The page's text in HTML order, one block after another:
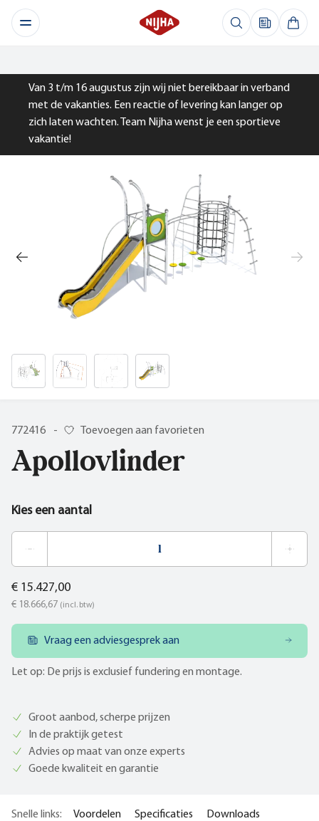
Van 3 t/m 16 augustus zijn wij niet bereikbaar in verband
met de vakanties. Een reactie of levering kan langer op
zich laten wachten. Team Nijha wenst je een sportieve
vakantie!
772416 - Toevoegen aan favorieten
Apollovlinder
Kies een aantal
€ 15.427,00
€ 18.666,67 (incl. btw)
Vraag een adviesgesprek aan
Let op: De prijs is exclusief fundering en montage.
Groot aanbod, scherpe prijzen
In de praktijk getest
Advies op maat van onze experts
Goede kwaliteit en garantie
Snelle links: Voordelen Specificaties Downloads